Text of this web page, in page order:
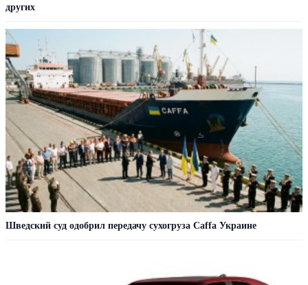
других
Шведский суд одобрил передачу сухогруза Caffa Украине